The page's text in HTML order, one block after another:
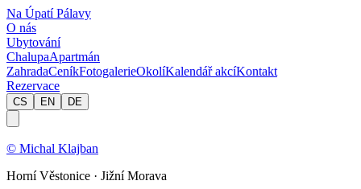
Na Úpatí Pálavy
O nás
Ubytování
ChalupaApartmán
ZahradaCeníkFotogalerieOkolíKalendář akcíKontakt
Rezervace
CS EN DE
© Michal Klajban
Horní Věstonice · Jižní Morava